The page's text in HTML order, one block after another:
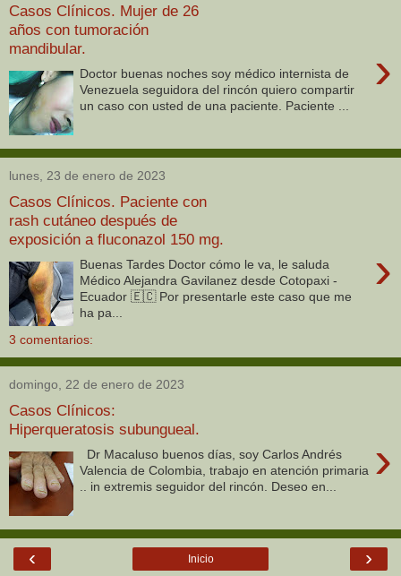
Casos Clínicos. Mujer de 26
años con tumoración
mandibular.
›
Doctor buenas noches soy médico internista de
Venezuela seguidora del rincón quiero compartir
un caso con usted de una paciente. Paciente ...
lunes, 23 de enero de 2023
Casos Clínicos. Paciente con
rash cutáneo después de
exposición a fluconazol 150 mg.
›
Buenas Tardes Doctor cómo le va, le saluda
Médico Alejandra Gavilanez desde Cotopaxi -
Ecuador 🇪🇨 Por presentarle este caso que me
ha pa...
3 comentarios:
domingo, 22 de enero de 2023
Casos Clínicos:
Hiperqueratosis subungueal.
›
Dr Macaluso buenos días, soy Carlos Andrés
Valencia de Colombia, trabajo en atención primaria
.. in extremis seguidor del rincón. Deseo en...
‹ ›
Inicio